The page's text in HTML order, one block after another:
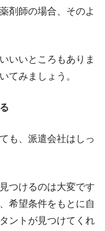
剤師の場合、そのよ
いいところもありま
てみましょう。
も、派遣会社はしっ
つけるのは大変です
希望条件をもとに自
ントが見つけてくれ